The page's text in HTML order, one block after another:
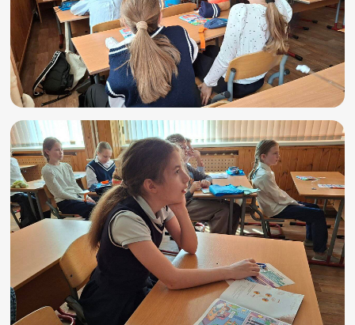
Комиксы
Стихи
Педагогам
Школа наставников
IT-урок
Методика
Секреты кода
Незрячим
English
Регистрация Вход
Задать вопрос